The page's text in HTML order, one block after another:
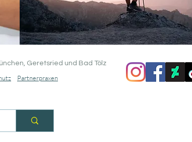
Geretsried und Bad Tölz
Partnerpraxen